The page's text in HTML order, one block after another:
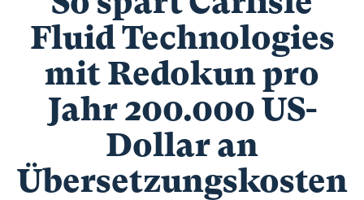
Fluid Technologies
mit Redokun pro
Jahr 200.000 US-
Dollar an
Übersetzungskosten